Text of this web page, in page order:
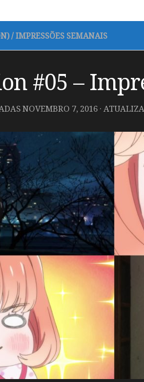
/IMPRESSÕES SEMANAIS
#05 –
NOVEMBRO 7, 2016 ·